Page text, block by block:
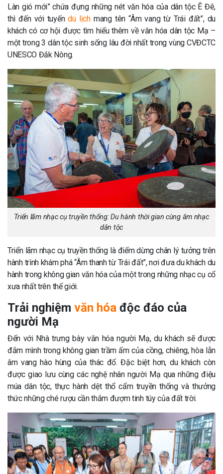
Làn gió mới” chứa đựng những nét văn hóa của dân tộc Ê Đê,
thì đến với tuyếndu lịchmang tên “Âm vang từ Trái đất”, du
khách có cơ hội được tìm hiểu thêm về văn hóa dân tộc Mạ –
một trong 3 dân tộc sinh sống lâu đời nhất trong vùng CVĐCTC
UNESCO Đắk Nông.
Triển lãm nhạc cụ truyền thống: Du hành thời gian cùng âm nhạc
dân tộc
Triển lãm nhạc cụ truyền thống là điểm dừng chân lý tưởng trên
hành trình khám phá “Âm thanh từ Trái đất”, nơi đưa du khách du
hành trong không gian văn hóa của một trong những nhạc cụ cổ
xưa nhất trên thế giới.
Trải nghiệm văn hóa độc đáo của
người Mạ
Đến với Nhà trưng bày văn hóa người Mạ, du khách sẽ được
đắm mình trong không gian trầm ấm của cồng, chiêng, hòa lẫn
âm vang hào hùng của thác đổ. Đặc biệt hơn, du khách còn
được giao lưu cùng các nghệ nhân người Mạ qua những điệu
múa dân tộc, thực hành dệt thổ cẩm truyền thống và thưởng
thức những ché rượu cần thắm đượm tinh túy của đất trời.